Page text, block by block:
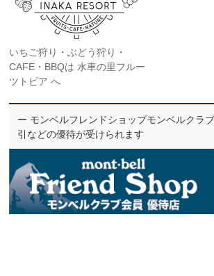
いちご狩り・ぶどう狩り・
CAFE・BBQは 水車の里フルー
ツトピア へ
ー モンベルフレンドショップモンベルクラ
引などの優待が受けられます